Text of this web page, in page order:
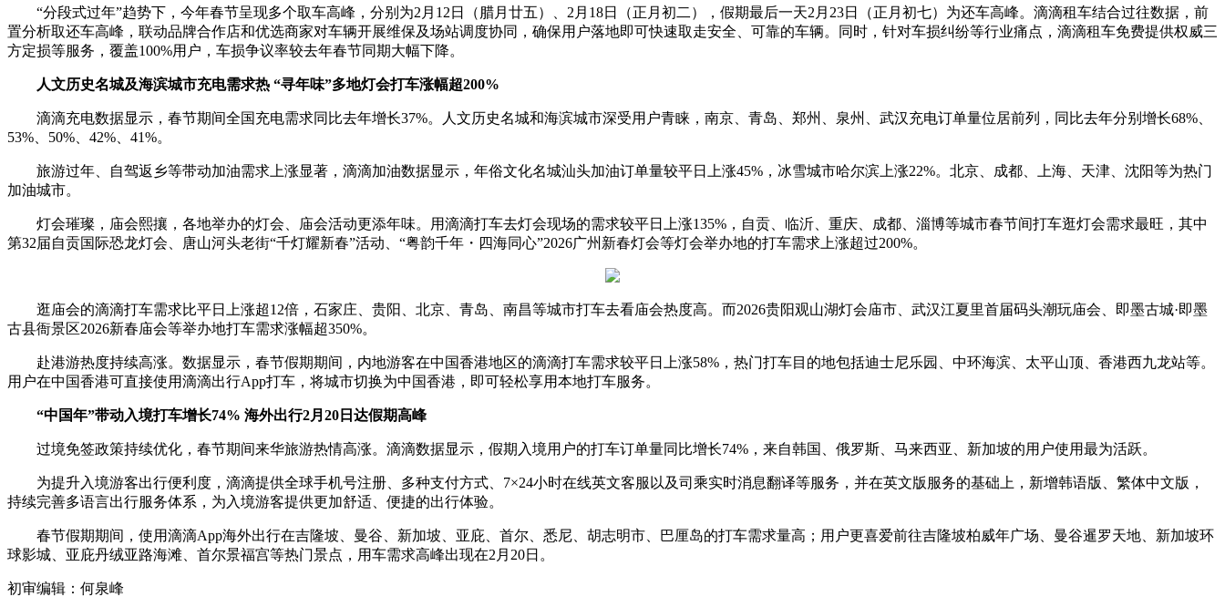
“分段式过年”趋势下，今年春节呈现多个取车高峰，分别为2月12日（腊月廿五）、2月18日（正月初二），假期最后一天2月23日（正月初七）为还车高峰。滴滴租车结合过往数据，前
置分析取还车高峰，联动品牌合作店和优选商家对车辆开展维保及场站调度协同，确保用户落地即可快速取走安全、可靠的车辆。同时，针对车损纠纷等行业痛点，滴滴租车免费提供权威三
方定损等服务，覆盖100%用户，车损争议率较去年春节同期大幅下降。
人文历史名城及海滨城市充电需求热 “寻年味”多地灯会打车涨幅超200%
滴滴充电数据显示，春节期间全国充电需求同比去年增长37%。人文历史名城和海滨城市深受用户青睐，南京、青岛、郑州、泉州、武汉充电订单量位居前列，同比去年分别增长68%、
53%、50%、42%、41%。
旅游过年、自驾返乡等带动加油需求上涨显著，滴滴加油数据显示，年俗文化名城汕头加油订单量较平日上涨45%，冰雪城市哈尔滨上涨22%。北京、成都、上海、天津、沈阳等为热门
加油城市。
灯会璀璨，庙会熙攘，各地举办的灯会、庙会活动更添年味。用滴滴打车去灯会现场的需求较平日上涨135%，自贡、临沂、重庆、成都、淄博等城市春节间打车逛灯会需求最旺，其中
第32届自贡国际恐龙灯会、唐山河头老街“千灯耀新春”活动、“粤韵千年・四海同心”2026广州新春灯会等灯会举办地的打车需求上涨超过200%。
逛庙会的滴滴打车需求比平日上涨超12倍，石家庄、贵阳、北京、青岛、南昌等城市打车去看庙会热度高。而2026贵阳观山湖灯会庙市、武汉江夏里首届码头潮玩庙会、即墨古城·即墨
古县衙景区2026新春庙会等举办地打车需求涨幅超350%。
赴港游热度持续高涨。数据显示，春节假期期间，内地游客在中国香港地区的滴滴打车需求较平日上涨58%，热门打车目的地包括迪士尼乐园、中环海滨、太平山顶、香港西九龙站等。
用户在中国香港可直接使用滴滴出行App打车，将城市切换为中国香港，即可轻松享用本地打车服务。
“中国年”带动入境打车增长74% 海外出行2月20日达假期高峰
过境免签政策持续优化，春节期间来华旅游热情高涨。滴滴数据显示，假期入境用户的打车订单量同比增长74%，来自韩国、俄罗斯、马来西亚、新加坡的用户使用最为活跃。
为提升入境游客出行便利度，滴滴提供全球手机号注册、多种支付方式、7×24小时在线英文客服以及司乘实时消息翻译等服务，并在英文版服务的基础上，新增韩语版、繁体中文版，
持续完善多语言出行服务体系，为入境游客提供更加舒适、便捷的出行体验。
春节假期期间，使用滴滴App海外出行在吉隆坡、曼谷、新加坡、亚庇、首尔、悉尼、胡志明市、巴厘岛的打车需求量高；用户更喜爱前往吉隆坡柏威年广场、曼谷暹罗天地、新加坡环
球影城、亚庇丹绒亚路海滩、首尔景福宫等热门景点，用车需求高峰出现在2月20日。
初审编辑：何泉峰